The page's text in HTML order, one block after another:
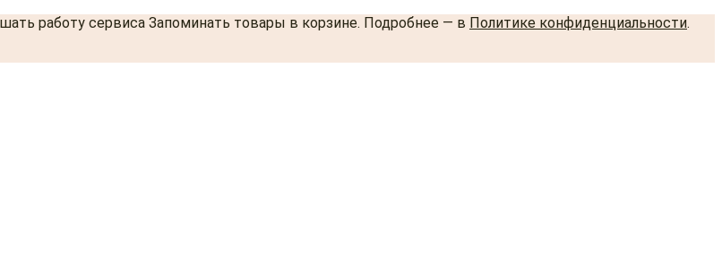
работу сервиса Запоминать товары в корзине. Подробнее — в Политике конфиденциальности.